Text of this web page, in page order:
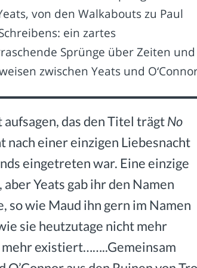
von den Walkabouts zu Paul
ein zartes
Sprünge über Zeiten und
zwischen Yeats und
das den Titel trägtNo
nach einer einzigen Liebesnacht
eingetreten war. Eine einzige
Yeats gab ihr den Namen
so wie Maud ihn gern im Namen
sie heutzutage nicht mehr
existiert……..Gemeinsam